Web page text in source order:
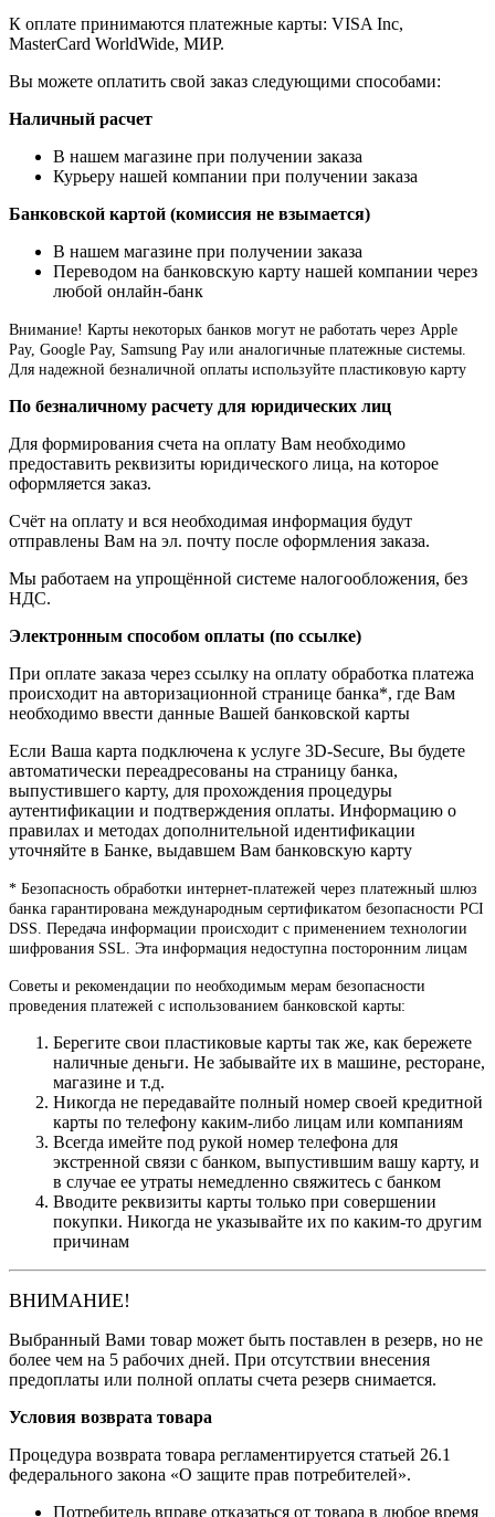
К оплате принимаются платежные карты: VISA Inc,
MasterCard WorldWide, МИР.
Вы можете оплатить свой заказ следующими способами:
Наличный расчет
В нашем магазине при получении заказа
Курьеру нашей компании при получении заказа
Банковской картой (комиссия не взымается)
В нашем магазине при получении заказа
Переводом на банковскую карту нашей компании через
любой онлайн-банк
Внимание! Карты некоторых банков могут не работать через Apple
Pay, Google Pay, Samsung Pay или аналогичные платежные системы.
Для надежной безналичной оплаты используйте пластиковую карту
По безналичному расчету для юридических лиц
Для формирования счета на оплату Вам необходимо
предоставить реквизиты юридического лица, на которое
оформляется заказ.
Счёт на оплату и вся необходимая информация будут
отправлены Вам на эл. почту после оформления заказа.
Мы работаем на упрощённой системе налогообложения, без
НДС.
Электронным способом оплаты (по ссылке)
При оплате заказа через ссылку на оплату обработка платежа
происходит на авторизационной странице банка*, где Вам
необходимо ввести данные Вашей банковской карты
Если Ваша карта подключена к услуге 3D-Secure, Вы будете
автоматически переадресованы на страницу банка,
выпустившего карту, для прохождения процедуры
аутентификации и подтверждения оплаты. Информацию о
правилах и методах дополнительной идентификации
уточняйте в Банке, выдавшем Вам банковскую карту
* Безопасность обработки интернет-платежей через платежный шлюз
банка гарантирована международным сертификатом безопасности PCI
DSS. Передача информации происходит с применением технологии
шифрования SSL. Эта информация недоступна посторонним лицам
Советы и рекомендации по необходимым мерам безопасности
проведения платежей с использованием банковской карты:
Берегите свои пластиковые карты так же, как бережете
наличные деньги. Не забывайте их в машине, ресторане,
магазине и т.д.
Никогда не передавайте полный номер своей кредитной
карты по телефону каким-либо лицам или компаниям
Всегда имейте под рукой номер телефона для
экстренной связи с банком, выпустившим вашу карту, и
в случае ее утраты немедленно свяжитесь с банком
Вводите реквизиты карты только при совершении
покупки. Никогда не указывайте их по каким-то другим
причинам
ВНИМАНИЕ!
Выбранный Вами товар может быть поставлен в резерв, но не
более чем на 5 рабочих дней. При отсутствии внесения
предоплаты или полной оплаты счета резерв снимается.
Условия возврата товара
Процедура возврата товара регламентируется статьей 26.1
федерального закона «О защите прав потребителей».
Потребитель вправе отказаться от товара в любое время